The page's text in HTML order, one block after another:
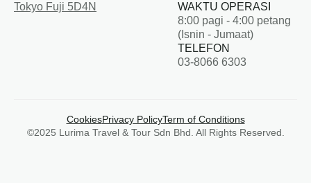
Tokyo Fuji 5D4N
WAKTU OPERASI
8:00 pagi - 4:00 petang
(Isnin - Jumaat)
TELEFON
03-8066 6303
CookiesPrivacy PolicyTerm of Conditions
©2025 Lurima Travel & Tour Sdn Bhd. All Rights Reserved.